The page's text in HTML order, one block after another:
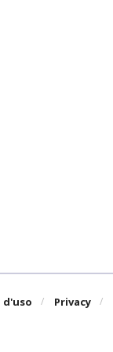
d'uso Privacy